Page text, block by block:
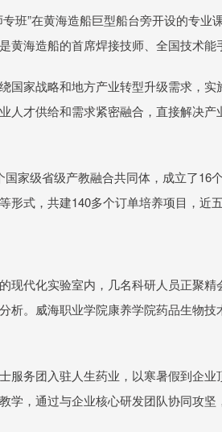
班”在黄海造船巨型船台旁开设的专业
海造船的首席焊接技师、全国技术能
国家战略和地方产业转型升级需求，实
人才供给和需求紧密融合，直接解决
家级省级产教融合共同体，成立了16
形式，共建140多个订单培养项目，近
现代化实验室内，几名科研人员正聚
析。威海职业学院康养学院药品生物技
服务团入驻人生药业，以寒暑假到企业
学，通过与企业核心研发团队协同攻坚